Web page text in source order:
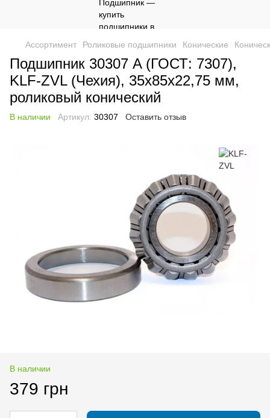
Ассортимент Роликовые подшипники Конические
Подшипник 30307 A (ГОСТ: 7307),
KLF-ZVL (Чехия), 35x85x22,75 мм,
роликовый конический
В наличии Артикул: 30307 Оставить отзыв
В наличии
379 грн